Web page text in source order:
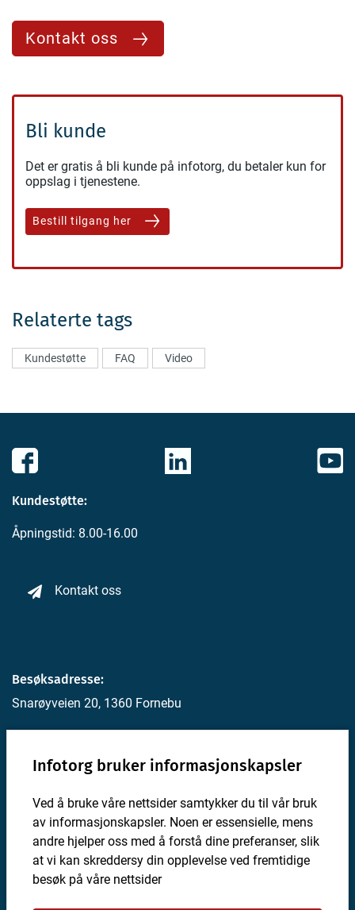
Kontakt oss
Bli kunde
Det er gratis å bli kunde på infotorg, du betaler kun for
oppslag i tjenestene.
Bestill tilgang her
Relaterte tags
Kundestøtte FAQ Video
Kundestøtte:
Åpningstid: 8.00-16.00
Kontakt oss
Besøksadresse:
Snarøyveien 20, 1360 Fornebu
Postboks 4, 1330 Fornebu
For utviklere
Personvernerklæring
Valg for informasjonskapsler
Om Infotorg
Infotorg bruker informasjonskapsler
Ved å bruke våre nettsider samtykker du til vår bruk
av informasjonskapsler. Noen er essensielle, mens
andre hjelper oss med å forstå dine preferanser, slik
at vi kan skreddersy din opplevelse ved fremtidige
besøk på våre nettsider